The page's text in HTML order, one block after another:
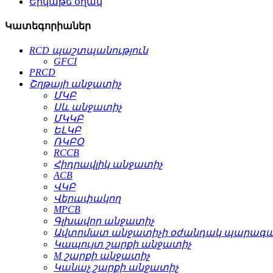
Կատեգորիաներ
RCD պաշտպանություն
GFCI
PRCD
Շղթայի անջատիչ
ՄԿԲ
Սև անջատիչ
ՄԿԿԲ
ԵԼԿԲ
ՌԿԲՕ
RCCB
Հիդրավլիկ անջատիչ
ACB
ՎԿԲ
Վերափակող
MPCB
Գլխավոր անջատիչ
Ավտոմատ անջատիչի օժանդակ
Կապույտ շարքի անջատիչ
M շարքի անջատիչ
Կանաչ շարքի անջատիչ